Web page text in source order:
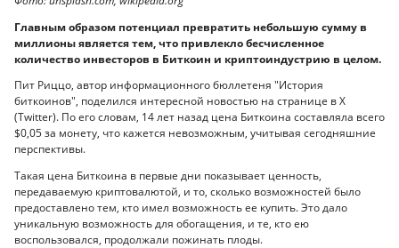
Главным образом потенциал превратить небольшую сумму в
миллионы является тем, что привлекло бесчисленное
количество инвесторов в Биткоин и криптоиндустрию в целом.
Пит Риццо, автор информационного бюллетеня "История
биткоинов", поделился интересной новостью на странице в X
(Twitter). По его словам, 14 лет назад цена Биткоина составляла всего
$0,05 за монету, что кажется невозможным, учитывая сегодняшние
перспективы.
Такая цена Биткоина в первые дни показывает ценность,
передаваемую криптовалютой, и то, сколько возможностей было
предоставлено тем, кто имел возможность ее купить. Это дало
уникальную возможность для обогащения, и те, кто ею
воспользовался, продолжали пожинать плоды.